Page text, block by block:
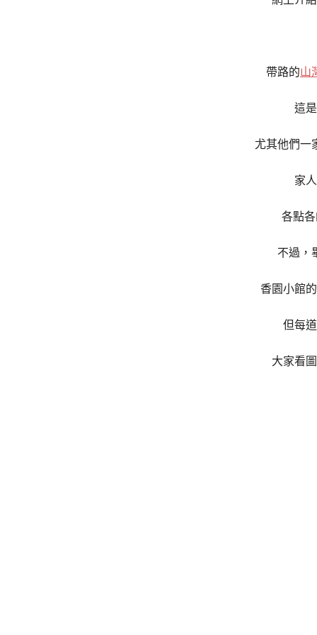
帶路的山
這
尤其他們一
家
各點
不過，
香園小館
但每
大家看